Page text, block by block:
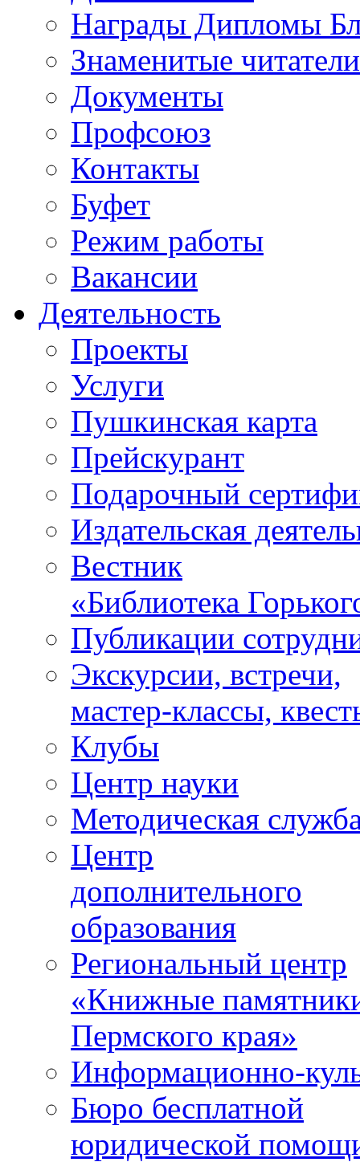
Награды Дипломы
Знаменитые
Документы
Профсоюз
Контакты
Буфет
Режим работы
Вакансии
Деятельность
Проекты
Услуги
Пушкинская карта
Прейскурант
Подарочный
Издательская
Вестник
«Библиотека
Публикации
Экскурсии, встречи,
мастер-классы,
Клубы
Центр науки
Методическая
Центр
дополнительного
образования
Региональный центр
«Книжные
Пермского края»
Информационно-
Бюро бесплатной
юридической